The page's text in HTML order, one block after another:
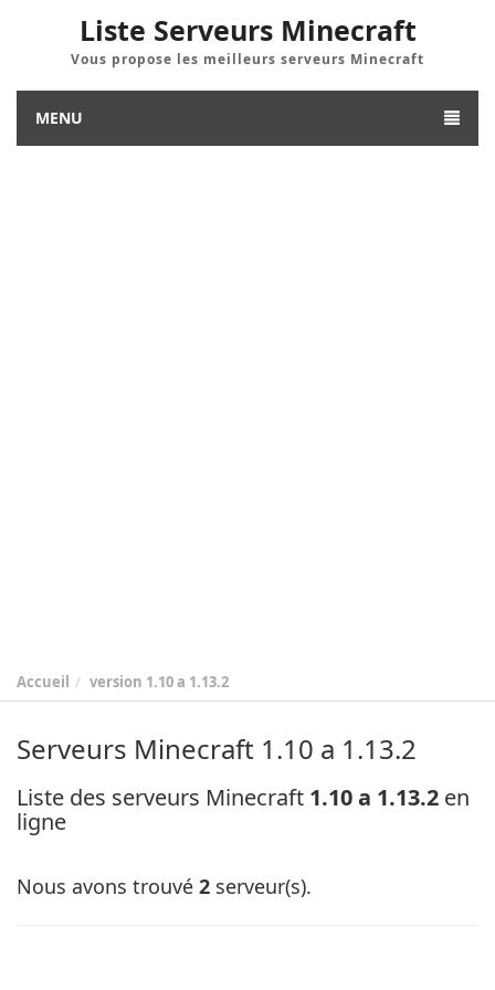
Liste Serveurs Minecraft
Vous propose les meilleurs serveurs Minecraft
MENU
Accueil version 1.10 a 1.13.2
Serveurs Minecraft 1.10 a 1.13.2
Liste des serveurs Minecraft 1.10 a 1.13.2 en
ligne
Nous avons trouvé 2 serveur(s).